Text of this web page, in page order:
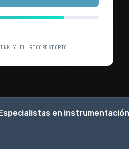
Y EL RECORDATORIO
en instrumentación